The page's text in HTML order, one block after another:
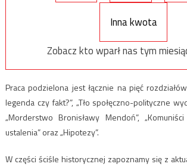
Inna kwota
Zobacz kto wparł nas tym
Praca podzielona jest łącznie na pięć
legenda czy fakt?”, „Tło społęczno-polityczne
„Morderstwo Bronisławy Mendoń”,
ustalenia” oraz „Hipotezy”.
W części ściśle historycznej zapoznamy się z